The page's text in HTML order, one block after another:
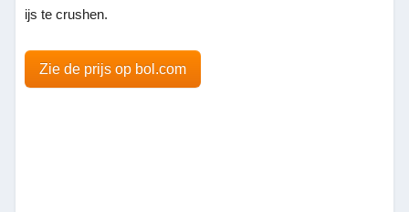
ijs te crushen.
Zie de prijs op bol.com